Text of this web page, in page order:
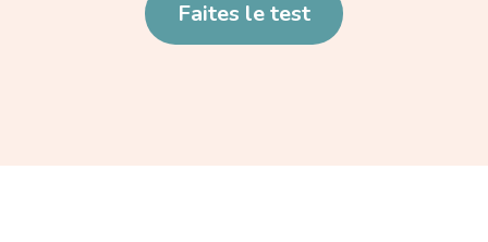
Faites le test